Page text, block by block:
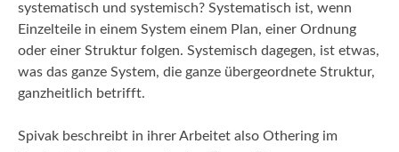
systematisch und systemisch? Systematisch ist, wenn
Einzelteile in einem System einem Plan, einer Ordnung
oder einer Struktur folgen. Systemisch dagegen, ist etwas,
was das ganze System, die ganze übergeordnete Struktur,
ganzheitlich betrifft.
Spivak beschreibt in ihrer Arbeitet also Othering im